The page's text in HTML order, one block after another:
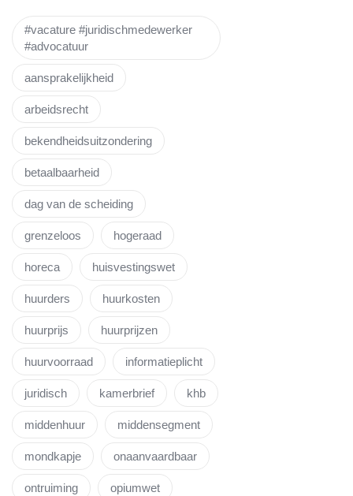
#vacature #juridischmedewerker
#advocatuur
aansprakelijkheid
arbeidsrecht
bekendheidsuitzondering
betaalbaarheid
dag van de scheiding
grenzeloos hogeraad
horeca huisvestingswet
huurders huurkosten
huurprijs huurprijzen
huurvoorraad informatieplicht
juridisch kamerbrief khb
middenhuur middensegment
mondkapje onaanvaardbaar
ontruiming opiumwet